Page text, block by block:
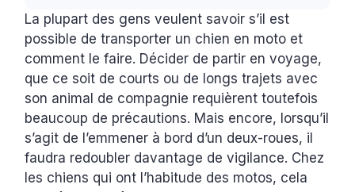
La plupart des gens veulent savoir s’il est
possible de transporter un chien en moto et
comment le faire. Décider de partir en voyage,
que ce soit de courts ou de longs trajets avec
son animal de compagnie requièrent toutefois
beaucoup de précautions. Mais encore, lorsqu’il
s’agit de l’emmener à bord d’un deux-roues, il
faudra redoubler davantage de vigilance. Chez
les chiens qui ont l’habitude des motos, cela